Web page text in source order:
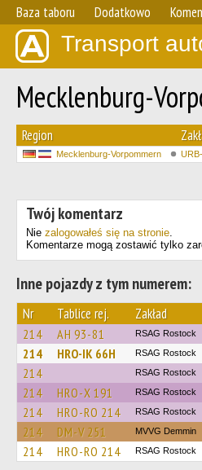
Baza taboru Dodatkowo
Transport
Mecklenburg-
Region
Mecklenburg-Vorpommern
Twój komentarz
Nie zalogowałeś się na stronie.
Komentarze mogą zostawić tylko
Inne pojazdy z tym numerem:
Nr Tablice rej. Zakład
214 AH 93-81 RSAG Rostock
214 HRO-IK 66H RSAG Rostock
214 RSAG Rostock
214 HRO-X 191 RSAG Rostock
214 HRO-RO 214 RSAG Rostock
214 DM-V 251 MVVG Demmin
214 HRO-RO 214 RSAG Rostock